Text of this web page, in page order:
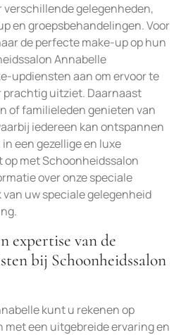
gelegenheden,
en groepsbehandelingen. Voor
de perfecte make-up op hun
Annabelle
updiensten aan om ervoor te
prachtig uitziet. Daarnaast
of familieleden genieten van
iedereen kan ontspannen
een gezellige en luxe
met Schoonheidssalon
over onze speciale
uw speciale gelegenheid
expertise van de
bij Schoonheidssalon
kunt u rekenen op
een uitgebreide ervaring en